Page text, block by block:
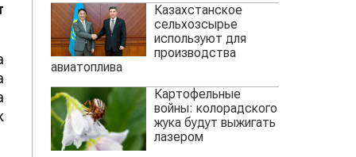
Казахстанское
сельхозсырье
используют для
производства
авиатоплива
Картофельные
войны: колорадского
жука будут выжигать
лазером